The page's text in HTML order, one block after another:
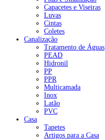
Capacetes e Viseiras
Luvas
Cintas
Coletes
Canalização
Tratamento de Águas
PEAD
Hidronil
PP
PPR
Multicamada
Inox
Latão
PVC
Casa
Tapetes
Artigos para a Casa